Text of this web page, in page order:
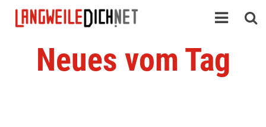
Neues vom Tag